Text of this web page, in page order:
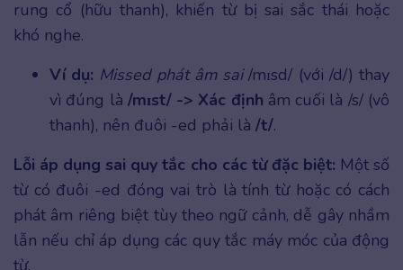
rung cổ (hữu thanh), khiến từ bị sai sắc thái hoặc
khó nghe.
Ví dụ: Missed phát âm sai/mɪsd/ (với /d/) thay
vì đúng là /mɪst/ -> Xác định âm cuối là /s/ (vô
thanh), nên đuôi -ed phải là /t/.
Lỗi áp dụng sai quy tắc cho các từ đặc biệt: Một số
từ có đuôi -ed đóng vai trò là tính từ hoặc có cách
phát âm riêng biệt tùy theo ngữ cảnh, dễ gây nhầm
lẫn nếu chỉ áp dụng các quy tắc máy móc của động
từ.